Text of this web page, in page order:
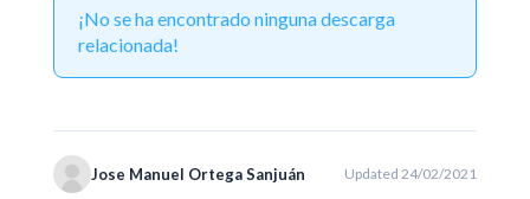
¡No se ha encontrado ninguna descarga
relacionada!
Jose Manuel Ortega Sanjuán Updated 24/02/2021